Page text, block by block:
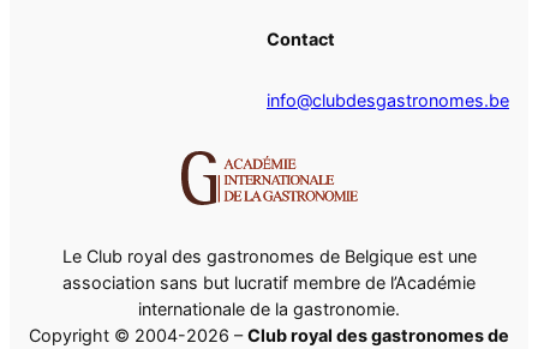
Contact
info@clubdesgastronomes.be
Le Club royal des gastronomes de Belgique est une
association sans but lucratif membre de l’Académie
internationale de la gastronomie.
Copyright © 2004-2026 –Club royal des gastronomes de